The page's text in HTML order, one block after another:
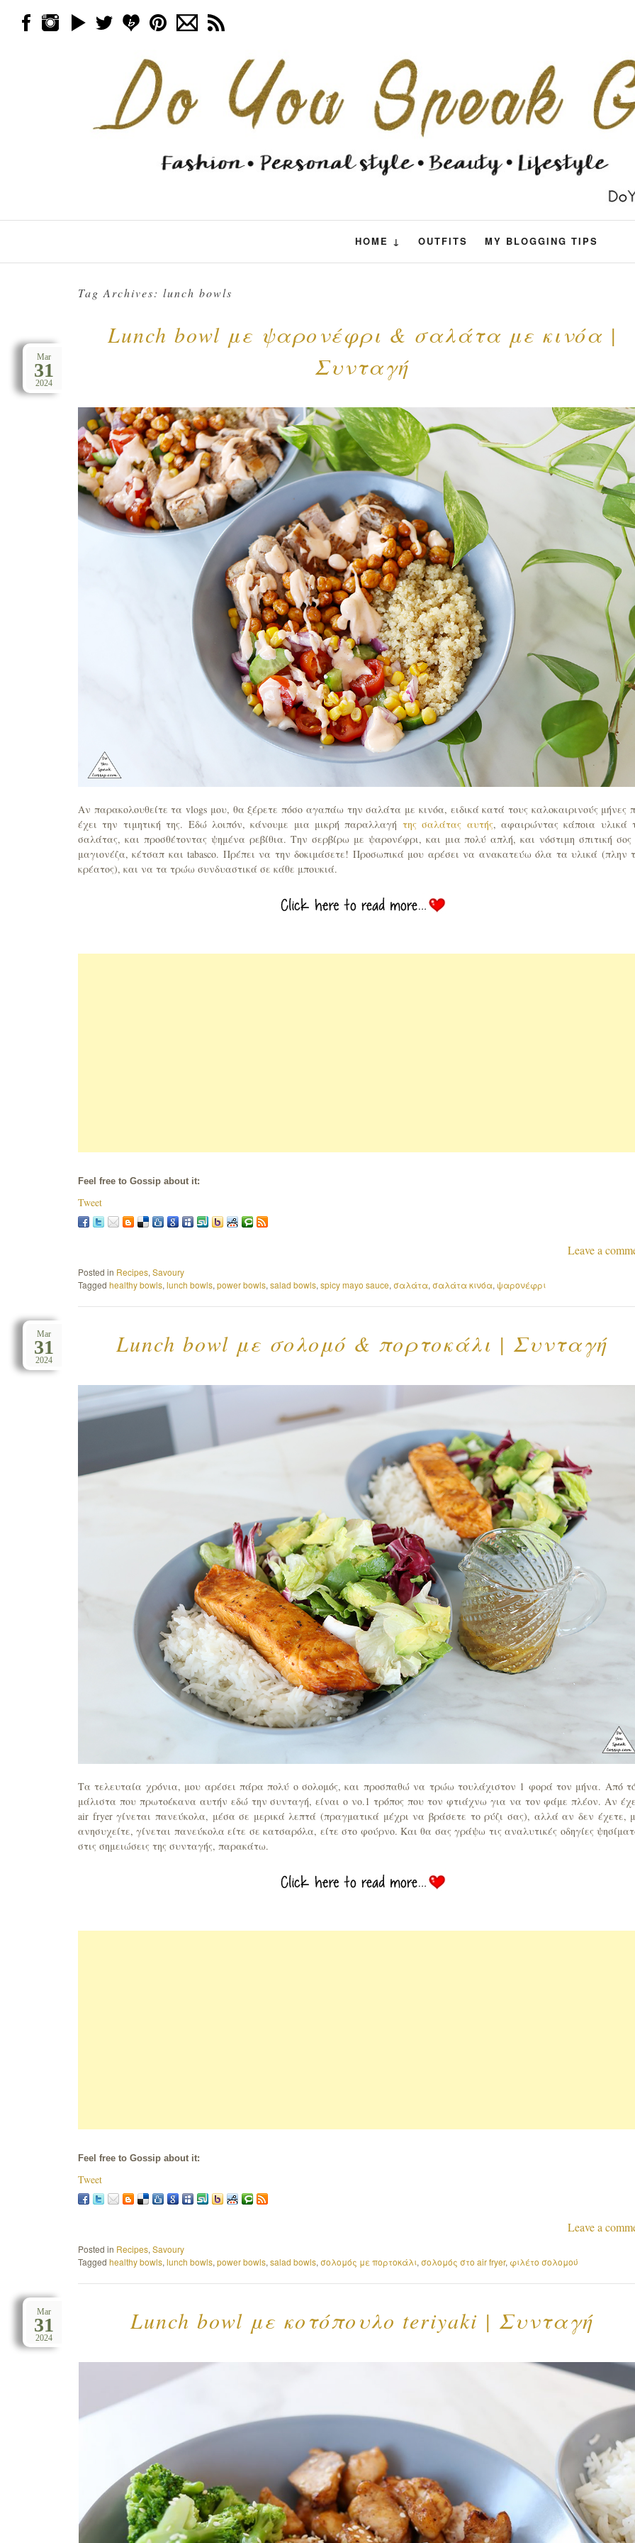
HOME ↓ OUTFITS MY BLOGGING TIPS
Skip to content
Tag Archives: lunch bowls
Lunch bowl με ψαρονέφρι & σαλάτα με κινόα |
Συνταγή
Mar
31
2024
Αν παρακολουθείτε τα vlogs μου, θα ξέρετε πόσο αγαπάω την σαλάτα με κινόα, ειδικά κατά τους καλοκαιρινούς μήνες
έχει την τιμητική της. Εδώ λοιπόν, κάνουμε μια μικρή παραλλαγή της σαλάτας αυτής, αφαιρώντας κάποια υλικά
σαλάτας, και προσθέτοντας ψημένα ρεβίθια. Την σερβίρω με ψαρονέφρι, και μια πολύ απλή, και νόστιμη σπιτική σος
μαγιονέζα, κέτσαπ και tabasco. Πρέπει να την δοκιμάσετε! Προσωπικά μου αρέσει να ανακατεύω όλα τα υλικά (πλην
κρέατος), και να τα τρώω συνδυαστικά σε κάθε μπουκιά.
Feel free to Gossip about it:
Tweet
Leave a
Posted in Recipes, Savoury
Tagged healthy bowls, lunch bowls, power bowls, salad bowls, spicy mayo sauce, σαλάτα, σαλάτα κινόα, ψαρονέφρι
Lunch bowl με σολομό & πορτοκάλι | Συνταγή
Mar
31
2024
Τα τελευταία χρόνια, μου αρέσει πάρα πολύ ο σολομός, και προσπαθώ να τρώω τουλάχιστον 1 φορά τον μήνα. Από
μάλιστα που πρωτοέκανα αυτήν εδώ την συνταγή, είναι ο νο.1 τρόπος που τον φτιάχνω για να τον φάμε πλέον. Αν
air fryer γίνεται πανεύκολα, μέσα σε μερικά λεπτά (πραγματικά μέχρι να βράσετε το ρύζι σας), αλλά αν δεν έχετε,
ανησυχείτε, γίνεται πανεύκολα είτε σε κατσαρόλα, είτε στο φούρνο. Και θα σας γράψω τις αναλυτικές οδηγίες
στις σημειώσεις της συνταγής, παρακάτω.
Feel free to Gossip about it:
Tweet
Leave a
Posted in Recipes, Savoury
Tagged healthy bowls, lunch bowls, power bowls, salad bowls, σολομός με πορτοκάλι, σολομός στο air fryer, φιλέτο σολομού
Lunch bowl με κοτόπουλο teriyaki | Συνταγή
Mar
31
2024